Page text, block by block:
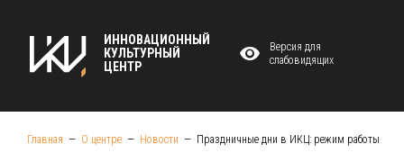
ИННОВАЦИОННЫЙ
КУЛЬТУРНЫЙ
ЦЕНТР
Версия для
слабовидящих
Главная О центре Новости Праздничные дни в ИКЦ: режим работы